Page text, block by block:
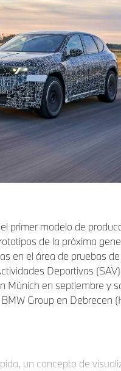
primer modelo de
de la próxima
en el área de pruebas
Deportivas
Múnich en septiembre y
Group en Debrecen
un concepto de